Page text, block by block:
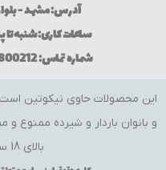
آدرس: مشهد - بلوار
ساعات کاری: شنبه تا پنج شنبه
شماره تماس: 09155800212 - 09014432930
این محصولات حاوی نیکوتین
و بانوان باردار و شیرده
بالای 18 سال ممکن است.